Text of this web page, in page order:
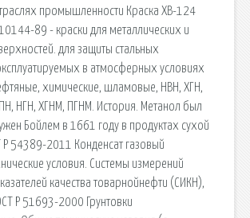
промышленности Краска ХВ-124
89 - краски для металлических и
для защиты стальных
в атмосферных условиях
химические, шламовые, НВН, ХГН,
НГН, ХГНМ, ПГНМ. История. Метанол был
Бойлем в 1661 году в продуктах сухой
Р 54389-2011 Конденсат газовый
условия. Системы измерений
качества товарнойнефти (СИКН),
Р 51693-2000 Грунтовки